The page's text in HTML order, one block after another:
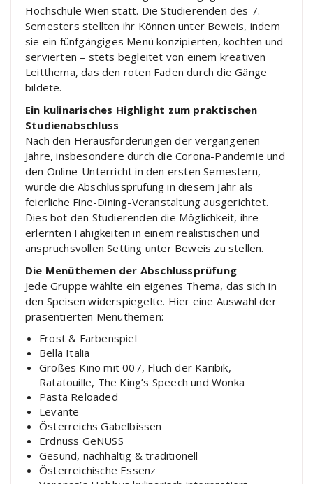
Hochschule Wien statt. Die Studierenden des 7.
Semesters stellten ihr Können unter Beweis, indem
sie ein fünfgängiges Menü konzipierten, kochten und
servierten – stets begleitet von einem kreativen
Leitthema, das den roten Faden durch die Gänge
bildete.
Ein kulinarisches Highlight zum praktischen
Studienabschluss
Nach den Herausforderungen der vergangenen
Jahre, insbesondere durch die Corona-Pandemie und
den Online-Unterricht in den ersten Semestern,
wurde die Abschlussprüfung in diesem Jahr als
feierliche Fine-Dining-Veranstaltung ausgerichtet.
Dies bot den Studierenden die Möglichkeit, ihre
erlernten Fähigkeiten in einem realistischen und
anspruchsvollen Setting unter Beweis zu stellen.
Die Menüthemen der Abschlussprüfung
Jede Gruppe wählte ein eigenes Thema, das sich in
den Speisen widerspiegelte. Hier eine Auswahl der
präsentierten Menüthemen:
Frost & Farbenspiel
Bella Italia
Großes Kino mit 007, Fluch der Karibik,
Ratatouille, The King’s Speech und Wonka
Pasta Reloaded
Levante
Österreichs Gabelbissen
Erdnuss GeNUSS
Gesund, nachhaltig & traditionell
Österreichische Essenz